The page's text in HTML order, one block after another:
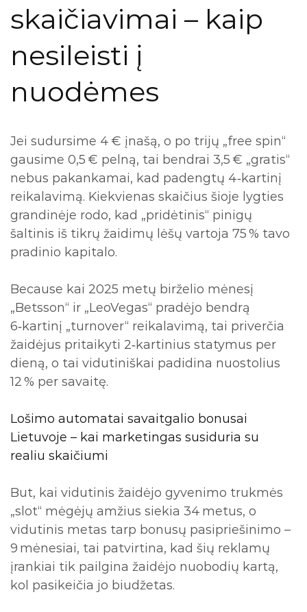
skaičiavimai – kaip
nesileisti į
nuodėmes
Jei sudursime 4 € įnašą, o po trijų „free spin“
gausime 0,5 € pelną, tai bendrai 3,5 € „gratis“
nebus pakankamai, kad padengtų 4‑kartinį
reikalavimą. Kiekvienas skaičius šioje lygties
grandinėje rodo, kad „pridėtinis“ pinigų
šaltinis iš tikrų žaidimų lėšų vartoja 75 % tavo
pradinio kapitalo.
Because kai 2025 metų birželio mėnesį
„Betsson“ ir „LeoVegas“ pradėjo bendrą
6‑kartinį „turnover“ reikalavimą, tai priverčia
žaidėjus pritaikyti 2‑kartinius statymus per
dieną, o tai vidutiniškai padidina nuostolius
12 % per savaitę.
Lošimo automatai savaitgalio bonusai
Lietuvoje – kai marketingas susiduria su
realiu skaičiumi
But, kai vidutinis žaidėjo gyvenimo trukmės
„slot“ mėgėjų amžius siekia 34 metus, o
vidutinis metas tarp bonusų pasipriešinimo –
9 mėnesiai, tai patvirtina, kad šių reklamų
įrankiai tik pailgina žaidėjo nuobodių kartą,
kol pasikeičia jo biudžetas.